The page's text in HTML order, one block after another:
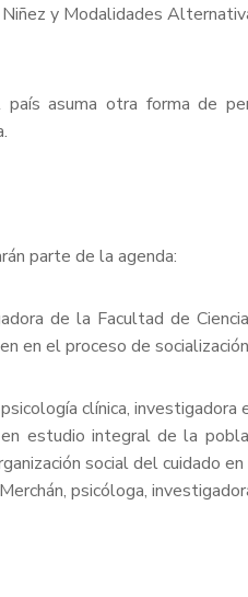
y Modalidades
asuma otra forma de
parte de la agenda:
de la Facultad de
en el proceso de
clínica,
estudio integral de la
social del cuidado
psicóloga,